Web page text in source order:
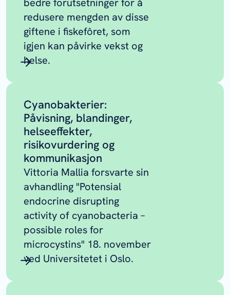
redusere mengden av disse
giftene i fiskefôret, som
igjen kan påvirke vekst og
helse.
Cyanobakterier:
Påvisning, blandinger,
helseeffekter,
risikovurdering og
kommunikasjon
Vittoria Mallia forsvarte sin
avhandling "Potensial
endocrine disrupting
activity of cyanobacteria –
possible roles for
microcystins" 18. november
ved Universitetet i Oslo.